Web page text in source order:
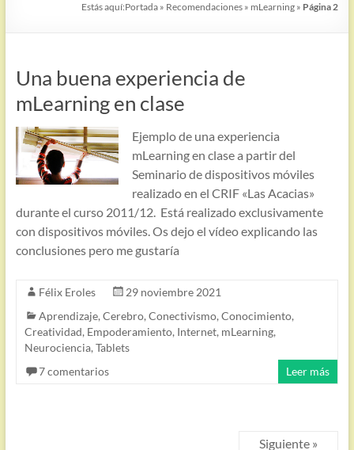
Estás aquí:Portada » Recomendaciones » mLearning » Página 2
Una buena experiencia de
mLearning en clase
Ejemplo de una experiencia
mLearning en clase a partir del
Seminario de dispositivos móviles
realizado en el CRIF «Las Acacias»
durante el curso 2011/12. Está realizado exclusivamente
con dispositivos móviles. Os dejo el vídeo explicando las
conclusiones pero me gustaría
Félix Eroles
29 noviembre 2021
Aprendizaje, Cerebro, Conectivismo, Conocimiento,
Creatividad, Empoderamiento, Internet, mLearning,
Neurociencia, Tablets
7 comentarios
Leer más
Siguiente »